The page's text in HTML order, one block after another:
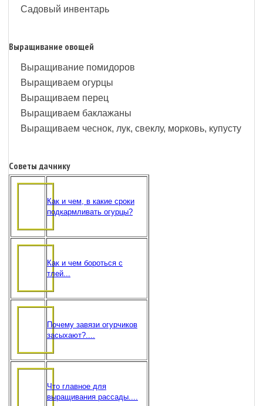
Садовый инвентарь
Выращивание овощей
Выращивание помидоров
Выращиваем огурцы
Выращиваем перец
Выращиваем баклажаны
Выращиваем чеснок, лук, свеклу, морковь, купусту
Советы дачнику
Как и чем, в какие сроки
подкармливать огурцы?
Как и чем бороться с
тлей...
Почему завязи огурчиков
засыхают?....
Что главное для
выращивания рассады....